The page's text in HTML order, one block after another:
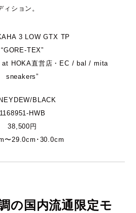
ション。
3 LOW GTX TP
“GORE-TEX”
HOKA直営店・EC / bal / mita
sneakers”
BLACK
1168951-HWB
38,500円
〜29.0cm･30.0cm
の国内流通限定モ